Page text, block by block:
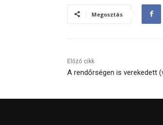
Megosztás
Előző cikk
A rendőrségen is verekedett